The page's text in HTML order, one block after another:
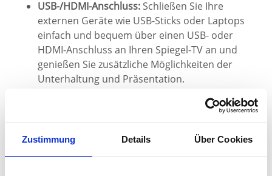
Zustimmung Details Über Cookies
USB-/HDMI-Anschluss: Schließen Sie Ihre
externen Geräte wie USB-Sticks oder Laptops
einfach und bequem über einen USB- oder
HDMI-Anschluss an Ihren Spiegel-TV an und
genießen Sie zusätzliche Möglichkeiten der
Unterhaltung und Präsentation.
Möglichkeiten des GREEN BAY Spiegels mit
Fernseher
Der GREEN BAY Spiegel mit Fernseher ist das